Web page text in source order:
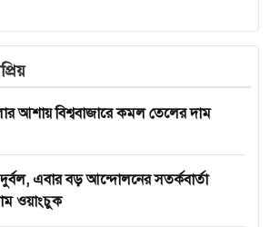
আশায় বিশ্ববাজারে কমল তেলের দাম
এবার বড় আন্দোলনের সতর্কবার্তা
ওয়াংচুক